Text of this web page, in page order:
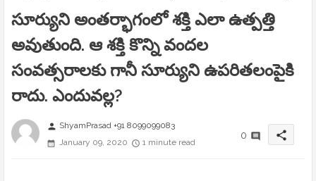
సూర్యుని అంతర్భాగంలో శక్తి ఎలా ఉత్పత్తి
అవుతుంది. ఆ శక్తి కొన్ని వందల
సంవత్సరాలకు గానీ సూర్యుని ఉపరితలంపైకి
రాదు. ఎందువల్ల?
person ShyamPrasad +91 8099099083
January 09, 2020
1 minute read
0 share